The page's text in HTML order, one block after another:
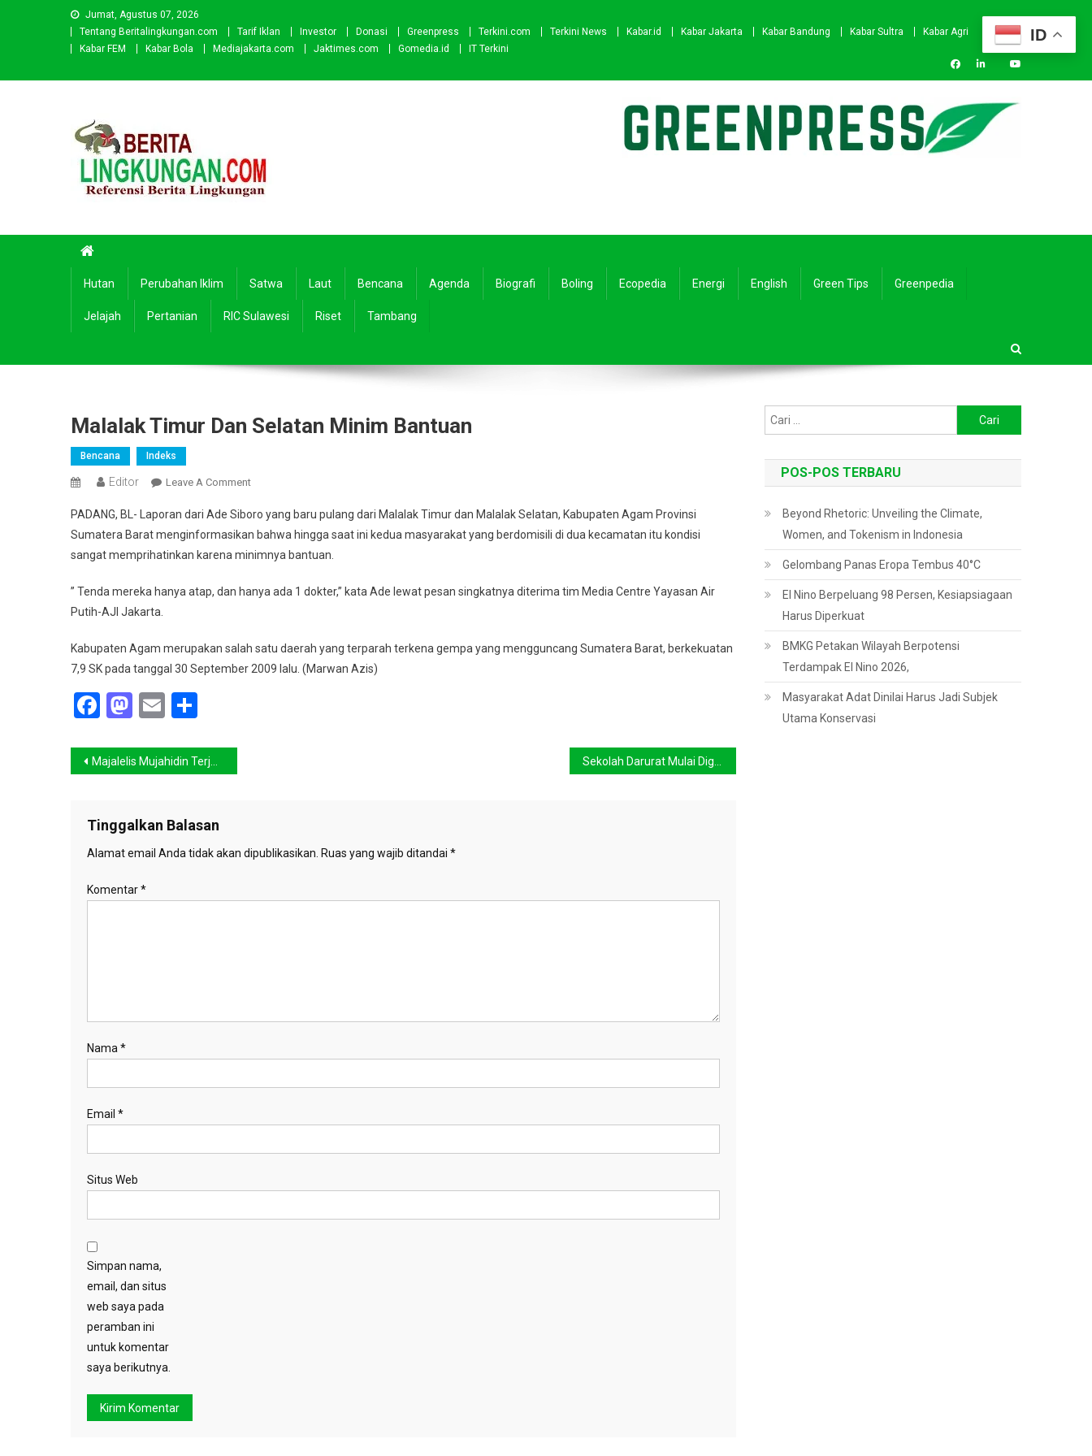
Jumat, Agustus 07, 2026
Tentang Beritalingkungan.com
Tarif Iklan Investor Donasi Greenpress Terkini.com Terkini News Kabar.id Kabar Jakarta Kabar Bandung Kabar Sultra
Kabar Agri
Kabar FEM
Kabar Bola Mediajakarta.com Jaktimes.com Gomedia.id IT Terkini
Hutan Perubahan Iklim Satwa Laut Bencana Agenda Biografi Boling Ecopedia Energi English Green Tips Greenpedia
Jelajah Pertanian RIC Sulawesi Riset Tambang
Malalak Timur Dan Selatan Minim Bantuan
Bencana Indeks
Editor Leave A CommentOn
Timur
Dan
Selatan
Bantuan
PADANG, BL- Laporan dari Ade Siboro yang baru pulang dari Malalak Timur dan Malalak Selatan, Kabupaten Agam Provinsi
Sumatera Barat menginformasikan bahwa hingga saat ini kedua masyarakat yang berdomisili di dua kecamatan itu kondisi
sangat memprihatinkan karena minimnya bantuan.
” Tenda mereka hanya atap, dan hanya ada 1 dokter,” kata Ade lewat pesan singkatnya diterima tim Media Centre Yayasan Air
Putih-AJI Jakarta.
Kabupaten Agam merupakan salah satu daerah yang terparah terkena gempa yang mengguncang Sumatera Barat, berkekuatan
7,9 SK pada tanggal 30 September 2009 lalu. (Marwan Azis)
Facebook
Mastodon
Email
Navigasi
Majalelis Mujahidin Terjunkan 200 Relawan
Tinggalkan Balasan
Alamat email Anda tidak akan dipublikasikan. Ruas yang wajib ditandai *
Komentar*
Nama *
Email *
Situs Web
Simpan nama,
email, dan situs
web saya pada
peramban ini
untuk komentar
saya berikutnya.
untuk:
POS-POS TERBARU
Beyond Rhetoric: Unveiling the Climate,
Women, and Tokenism in Indonesia
Gelombang Panas Eropa Tembus 40°C
El Nino Berpeluang 98 Persen, Kesiapsiagaan
Harus Diperkuat
BMKG Petakan Wilayah Berpotensi
Terdampak El Nino 2026,
Masyarakat Adat Dinilai Harus Jadi Subjek
Utama Konservasi
ID